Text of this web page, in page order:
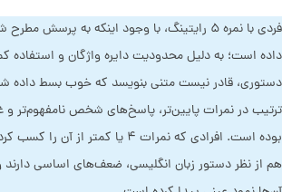
فردی با نمره ۵ رایتینگ، با وجود اینکه به
داده است؛ به دلیل محدودیت دایره واژگان و استفاده
دستوری، قادر نیست متنی بنویسد که خوب بسط داده
ترتیب در نمرات پایین‌تر، پاسخ‌های شخص نامفهوم‌تر و
بوده است. افرادی که نمرات ۴ یا کمتر
هم از نظر دستور زبان انگلیسی، ضعف‌های اساسی